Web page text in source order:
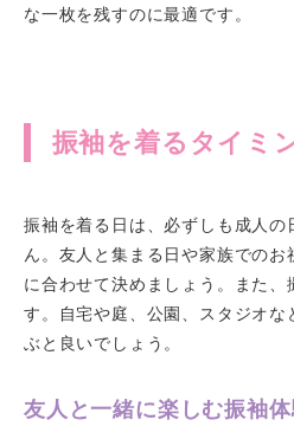
な一枚を残すのに最適です。
振袖を着るタイミ
振袖を着る日は、必ずしも成人
ん。友人と集まる日や家族での
に合わせて決めましょう。また、
す。自宅や庭、公園、スタジオ
ぶと良いでしょう。
友人と一緒に楽しむ振袖